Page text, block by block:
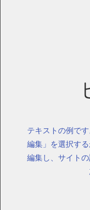
テキストの例で
編集」を選択す
編集し、サイト